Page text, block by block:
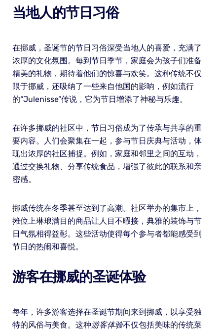
当地人的节日习俗
在挪威，圣诞节的节日习俗深受当地人的喜爱，充满了
浓厚的文化氛围。每到节日季节，家庭会为孩子们准备
精美的礼物，期待着他们的惊喜与欢笑。这种传统不仅
限于挪威，还吸纳了一些来自他国的影响，例如流行
的“Julenisse”传说，它为节日增添了神秘与乐趣。
在许多挪威的社区中，节日习俗成为了传承与共享的重
要内容。人们会聚集在一起，参与节日庆典与活动，体
现出浓厚的社区捕捉。例如，家庭和邻里之间的互动，
通过交换礼物、分享传统食品，增强了彼此的联系和亲
密感。
挪威传统在冬季甚至达到了高潮。社区举办的集市上，
摊位上琳琅满目的商品让人目不暇接，典雅的装饰与节
日气氛相得益彰。这些活动使得每个参与者都能感受到
节日的热闹和喜悦。
游客在挪威的圣诞体验
每年，许多游客选择在圣诞节期间来到挪威，以享受独
特的风俗与美食。这种游客体验不仅包括美味的传统菜